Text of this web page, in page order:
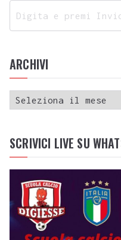
ARCHIVI
SCRIVICI LIVE SU